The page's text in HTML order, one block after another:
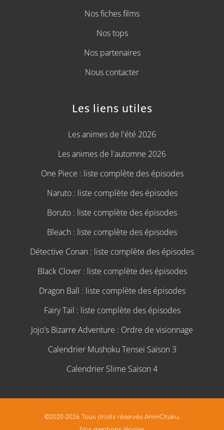
Nos fiches films
Nos tops
Nos partenaires
Nous contacter
Les liens utiles
Les animes de l'été 2026
Les animes de l'automne 2026
One Piece : liste complète des épisodes
Naruto : liste complète des épisodes
Boruto : liste complète des épisodes
Bleach : liste complète des épisodes
Détective Conan : liste complète des épisodes
Black Clover : liste complète des épisodes
Dragon Ball : liste complète des épisodes
Fairy Tail : liste complète des épisodes
Jojo's Bizarre Adventure : Ordre de visionnage
Calendrier Mushoku Tensei Saison 3
Calendrier Slime Saison 4
©2020-2026 Tous droits réservés AnimOtaku.